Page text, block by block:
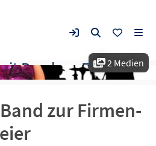
2 Medien
zur Firmen-
zur Firmen-Weihnachtsfeier